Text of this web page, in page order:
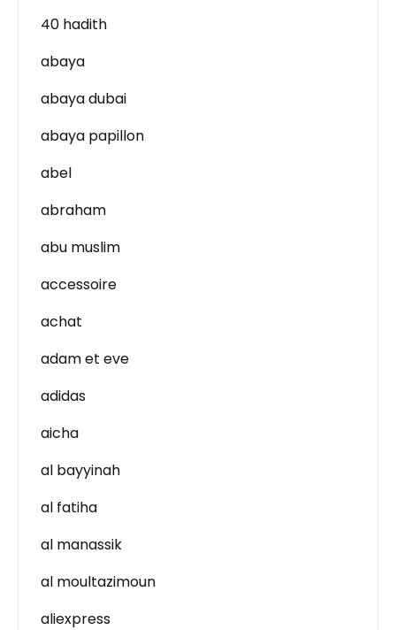
40 hadith
abaya
abaya dubai
abaya papillon
abel
abraham
abu muslim
accessoire
achat
adam et eve
adidas
aicha
al bayyinah
al fatiha
al manassik
al moultazimoun
aliexpress